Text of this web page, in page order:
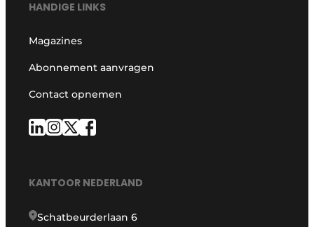
HANDIGE LINKS
Magazines
Abonnement aanvragen
Contact opnemen
KANTOOR NEDERLAND
Schatbeurderlaan 6